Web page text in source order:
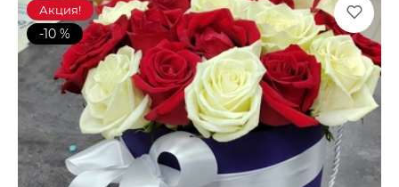
Акция!
-10 %